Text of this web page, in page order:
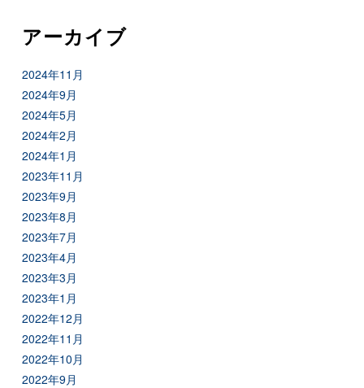
アーカイブ
2024年11月
2024年9月
2024年5月
2024年2月
2024年1月
2023年11月
2023年9月
2023年8月
2023年7月
2023年4月
2023年3月
2023年1月
2022年12月
2022年11月
2022年10月
2022年9月